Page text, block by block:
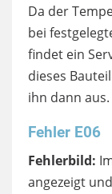
Da der
bei
findet ein
dieses
ihn dann aus.
Fehler E06
Fehlerbild:
angezeigt